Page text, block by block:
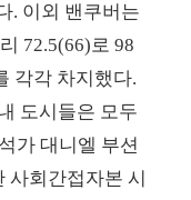
. 이외 밴쿠버는
72.5(66)로 98
각각 차지했다.
도시들은 모두
가 대니엘 부션
사회간접자본 시